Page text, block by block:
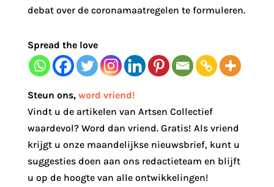
debat over de coronamaatregelen te formuleren.
Spread the love
Steun ons, word vriend!
Vindt u de artikelen van Artsen Collectief
waardevol? Word dan vriend. Gratis! Als vriend
krijgt u onze maandelijkse nieuwsbrief, kunt u
suggesties doen aan ons redactieteam en blijft
u op de hoogte van alle ontwikkelingen!